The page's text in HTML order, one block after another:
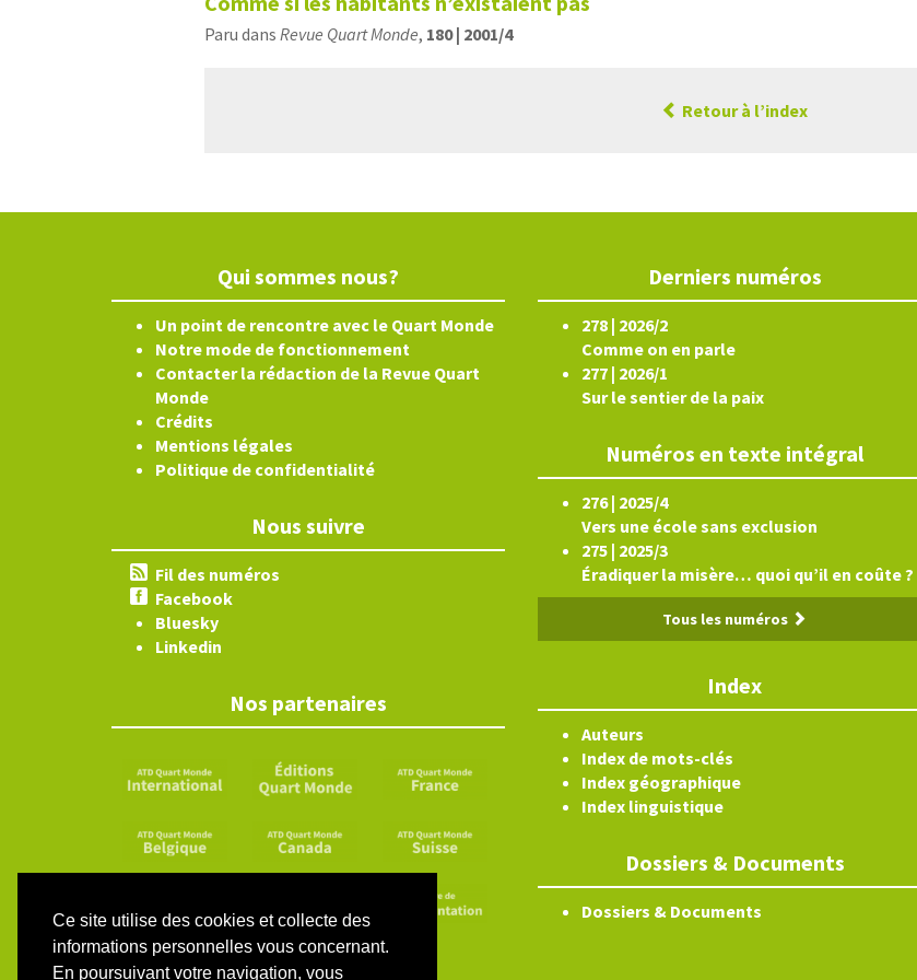
Ce site utilise des cookies et collecte des
informations personnelles vous concernant.
En poursuivant votre navigation, vous
Paru dans Revue Quart Monde, 180 | 2001/4
Retour à l’index
Qui sommes nous?
Un point de rencontre avec le Quart Monde
Notre mode de fonctionnement
Contacter la rédaction de la Revue Quart
Monde
Crédits
Mentions légales
Politique de confidentialité
Nous suivre
Fil des numéros
Facebook
Bluesky
Linkedin
Nos partenaires
Derniers numéros
278 | 2026/2
Comme on en parle
277 | 2026/1
Sur le sentier de la paix
Numéros en texte intégral
276 | 2025/4
Vers une école sans exclusion
275 | 2025/3
Éradiquer la misère… quoi qu’il en coûte ?
Tous les numéros
Index
Auteurs
Index de mots-clés
Index géographique
Index linguistique
Dossiers & Documents
Dossiers & Documents